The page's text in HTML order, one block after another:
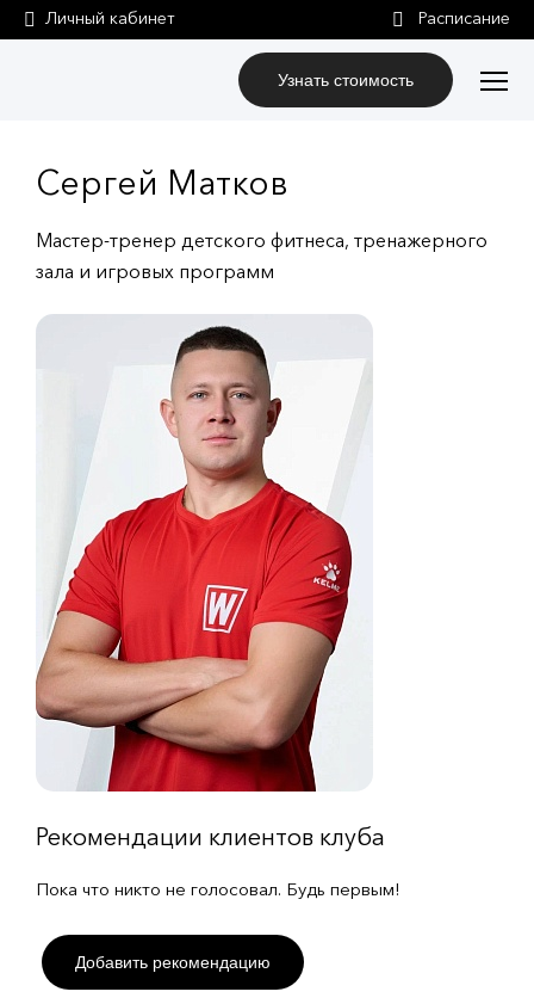
Личный кабинет
Узнать стоимость
Сергей Матков
Мастер-тренер детского фитнеса, тренажерного
зала и игровых программ
Рекомендации клиентов клуба
Пока что никто не голосовал. Будь первым!
Добавить рекомендацию